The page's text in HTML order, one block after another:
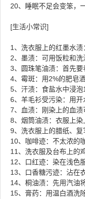
20、睡眠不足会变笨，
[生活小常识]
1、洗衣服上的红墨水
2、墨渍：可用饭粒和
3、圆珠笔油渍：首先
4、霉斑：用2%的肥皂
5、汗渍：食盐水中浸泡
6、羊毛衫受污染：用
7、血渍：刚染上的血
8、烟筒油渍：衣服上
9、洗衣服上的腊纸、
10、咖啡迹：不太浓的
11、洗衣服及台布上的
12、口红迹：染在浅色
13、口香糖污迹：沾在
14、桐油渍：先用汽油
15、膏药：用温白酒洗